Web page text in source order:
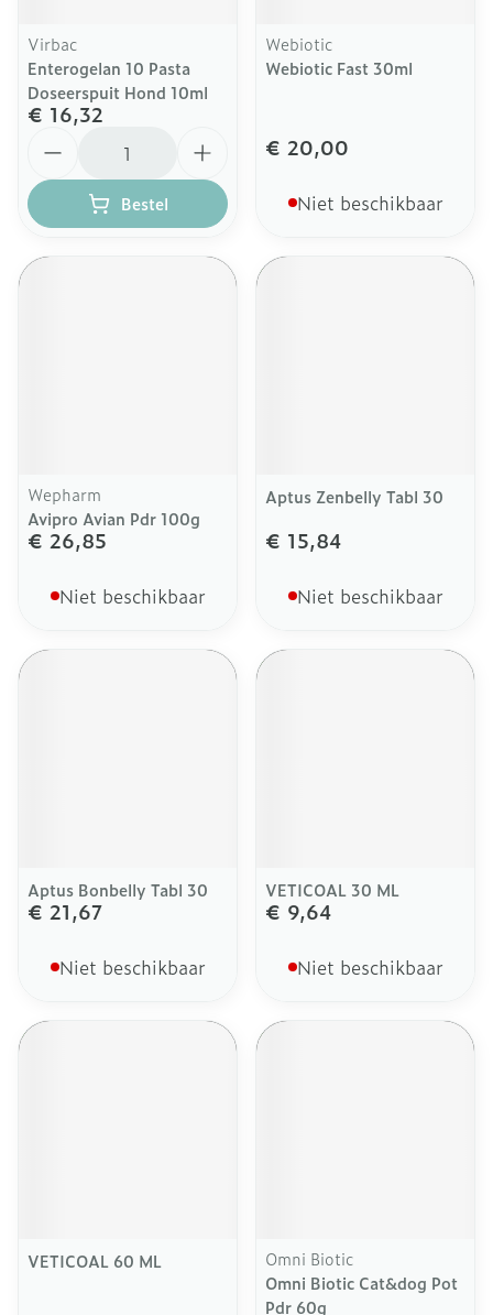
Virbac
Enterogelan 10 Pasta
Doseerspuit Hond 10ml
€ 16,32
Bestel
Webiotic
Webiotic Fast 30ml
€ 20,00
Niet beschikbaar
Wepharm
Avipro Avian Pdr 100g
€ 26,85
Niet beschikbaar
Aptus Zenbelly Tabl 30
€ 15,84
Niet beschikbaar
Aptus Bonbelly Tabl 30
€ 21,67
Niet beschikbaar
VETICOAL 30 ML
€ 9,64
Niet beschikbaar
VETICOAL 60 ML
Omni Biotic
Omni Biotic Cat&dog Pot
Pdr 60g